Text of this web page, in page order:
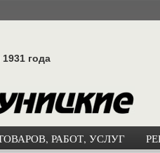
года
РАБОТ, УСЛУГ